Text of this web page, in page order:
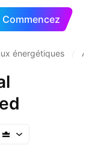
Commencez
énergétiques